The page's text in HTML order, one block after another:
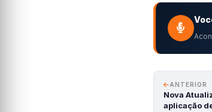
ANTERIOR
Nova
aplicação